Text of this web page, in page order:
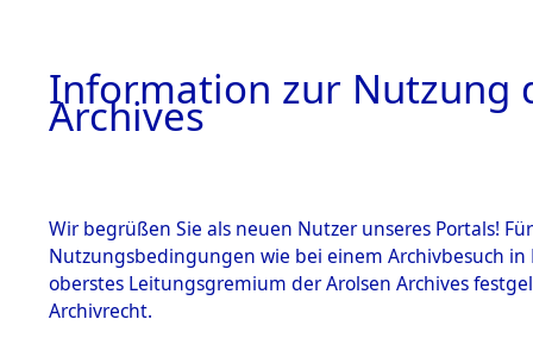
Information zur Nutzung
Archives
Wir begrüßen Sie als neuen Nutzer unseres Portals!
Nutzungsbedingungen wie bei einem Archivbesuch
oberstes Leitungsgremium der Arolsen Archives
Archivrecht.